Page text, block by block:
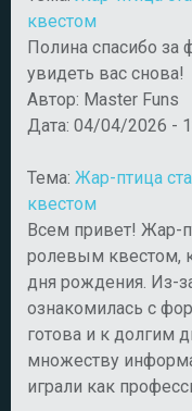
квестом
Полина спасибо
увидеть вас снова!
Автор: Master Funs
Дата: 04/04/2026 -
Тема: Жар-птица
квестом
Всем привет! Жар-
ролевым квестом,
дня рождения. Из-
ознакомилась с
готова и к долгим
множеству
играли как